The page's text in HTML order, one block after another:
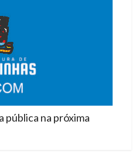
pública na próxima